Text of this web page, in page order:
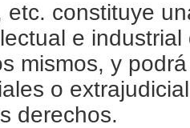
etc. constituye
e
mismos, y
o
derechos.